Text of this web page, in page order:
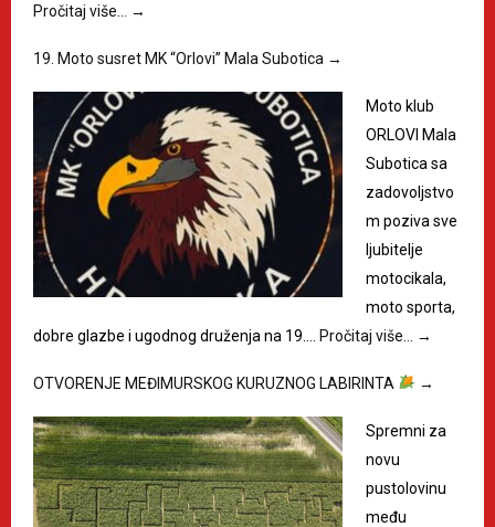
Pročitaj više…
→
19. Moto susret MK “Orlovi” Mala Subotica →
Moto klub
ORLOVI Mala
Subotica sa
zadovoljstvo
m poziva sve
ljubitelje
motocikala,
moto sporta,
dobre glazbe i ugodnog druženja na 19.… Pročitaj više… →
OTVORENJE MEĐIMURSKOG KURUZNOG LABIRINTA →
Spremni za
novu
pustolovinu
među